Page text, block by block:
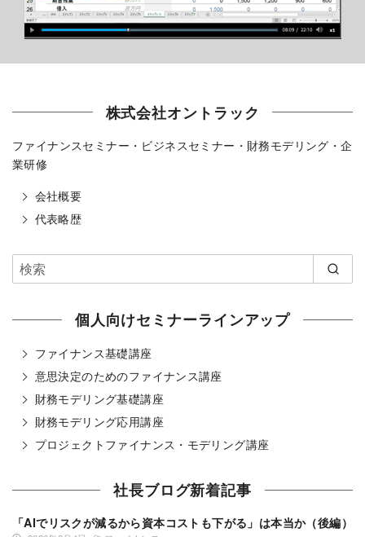
株式会社オントラック
ファイナンスセミナー・ビジネスセミナー・財務モデリング・企
業研修
会社概要
代表略歴
個人向けセミナーラインアップ
ファイナンス基礎講座
意思決定のためのファイナンス講座
財務モデリング基礎講座
財務モデリング応用講座
プロジェクトファイナンス・モデリング講座
社長ブログ新着記事
「AIでリスクが減るから資本コストも下がる」は本当か（後編）